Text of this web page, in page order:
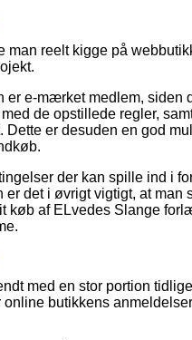
man reelt kigge på
e-mærket medlem, siden
de opstillede regler,
er desuden en god
der kan spille ind i
det i øvrigt vigtigt, at
køb af ELvedes Slange
med en stor portion
butikkens